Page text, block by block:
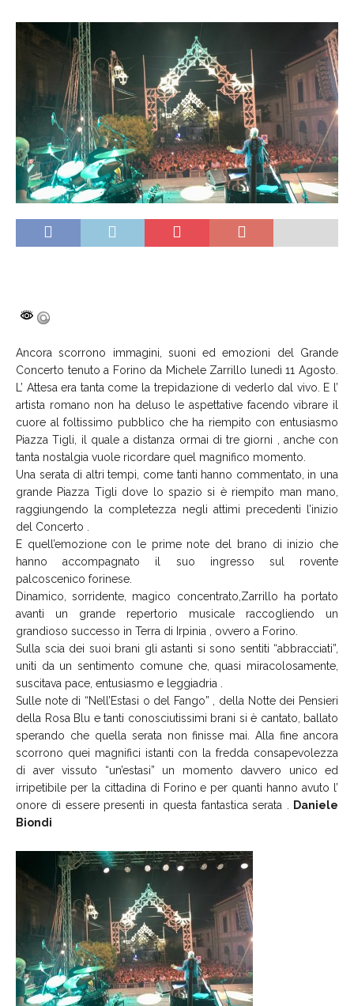
Ancora scorrono immagini, suoni ed emozioni del Grande
Concerto tenuto a Forino da Michele Zarrillo lunedì 11 Agosto.
L’ Attesa era tanta come la trepidazione di vederlo dal vivo. E l’
artista romano non ha deluso le aspettative facendo vibrare il
cuore al foltissimo pubblico che ha riempito con entusiasmo
Piazza Tigli, il quale a distanza ormai di tre giorni , anche con
tanta nostalgia vuole ricordare quel magnifico momento.
Una serata di altri tempi, come tanti hanno commentato, in una
grande Piazza Tigli dove lo spazio si è riempito man mano,
raggiungendo la completezza negli attimi precedenti l’inizio
del Concerto .
E quell’emozione con le prime note del brano di inizio che
hanno accompagnato il suo ingresso sul rovente
palcoscenico forinese.
Dinamico, sorridente, magico concentrato,Zarrillo ha portato
avanti un grande repertorio musicale raccogliendo un
grandioso successo in Terra di Irpinia , ovvero a Forino.
Sulla scia dei suoi brani gli astanti si sono sentiti “abbracciati”,
uniti da un sentimento comune che, quasi miracolosamente,
suscitava pace, entusiasmo e leggiadria .
Sulle note di “Nell’Estasi o del Fango” , della Notte dei Pensieri
della Rosa Blu e tanti conosciutissimi brani si è cantato, ballato
sperando che quella serata non finisse mai. Alla fine ancora
scorrono quei magnifici istanti con la fredda consapevolezza
di aver vissuto “un’estasi” un momento davvero unico ed
irripetibile per la cittadina di Forino e per quanti hanno avuto l’
onore di essere presenti in questa fantastica serata .
Daniele
Biondi